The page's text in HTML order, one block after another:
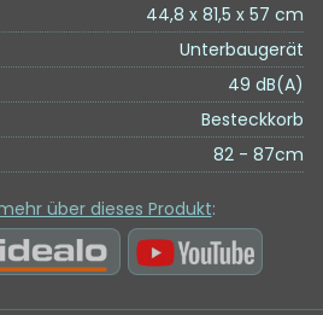
44,8 x 81,5 x 57 cm
Unterbaugerät
49 dB(A)
Besteckkorb
82 - 87cm
über dieses Produkt: